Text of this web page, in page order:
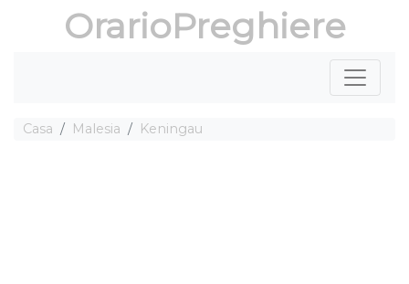
OrarioPreghiere
Casa Malesia Keningau